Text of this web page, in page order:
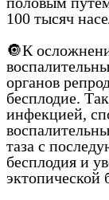
100 тысяч
🔘К
органов
бесплодие.
инфекцией,
таза с
бесплодия и
эктопической